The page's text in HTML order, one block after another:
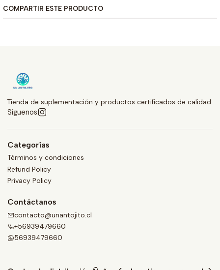
COMPARTIR ESTE PRODUCTO
Tienda de suplementación y productos certificados de calidad.
Síguenos
Categorías
Términos y condiciones
Refund Policy
Privacy Policy
Contáctanos
contacto@unantojito.cl
+56939479660
56939479660